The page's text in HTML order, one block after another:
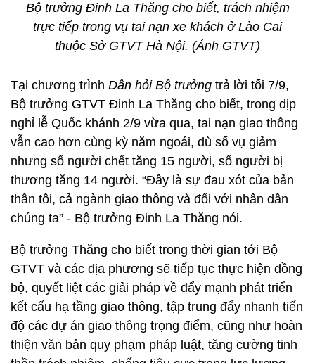
Bộ trưởng Đinh La Thăng cho biết, trách nhiệm
trực tiếp trong vụ tai nạn xe khách ở Lào Cai
thuộc Sở GTVT Hà Nội. (Ảnh GTVT)
Tại chương trình Dân hỏi Bộ trưởng trả lời tối 7/9,
Bộ trưởng GTVT Đinh La Thăng cho biết, trong dịp
nghỉ lễ Quốc khánh 2/9 vừa qua, tai nạn giao thông
vẫn cao hơn cùng kỳ năm ngoái, dù số vụ giảm
nhưng số người chết tăng 15 người, số người bị
thương tăng 14 người. “Đây là sự đau xót của bản
thân tôi, cả ngành giao thông và đối với nhân dân
chúng ta” - Bộ trưởng Đinh La Thăng nói.
Bộ trưởng Thăng cho biết trong thời gian tới Bộ
GTVT và các địa phương sẽ tiếp tục thực hiện đồng
bộ, quyết liệt các giải pháp về đẩy mạnh phát triển
kết cấu hạ tầng giao thông, tập trung đẩy nhanh tiến
độ các dự án giao thông trọng điểm, cũng như hoàn
thiện văn bản quy phạm pháp luật, tăng cường tinh